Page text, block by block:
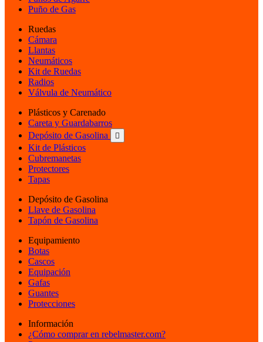
Puño de Gas
Ruedas
Cámara
Llantas
Neumáticos
Kit de Ruedas
Radios
Válvula de Neumático
Plásticos y Carenado
Careta y Guardabarros
Depósito de Gasolina

Kit de Plásticos
Cubremanetas
Protectores
Tapas
Depósito de Gasolina
Llave de Gasolina
Tapón de Gasolina
Equipamiento
Botas
Cascos
Equipación
Gafas
Guantes
Protecciones
Información
¿Cómo comprar en rebelmaster.com?